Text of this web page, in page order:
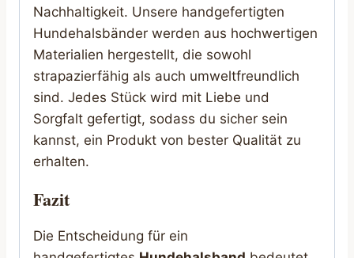
Nachhaltigkeit. Unsere handgefertigten
Hundehalsbänder werden aus hochwertigen
Materialien hergestellt, die sowohl
strapazierfähig als auch umweltfreundlich
sind. Jedes Stück wird mit Liebe und
Sorgfalt gefertigt, sodass du sicher sein
kannst, ein Produkt von bester Qualität zu
erhalten.
Fazit
Die Entscheidung für ein